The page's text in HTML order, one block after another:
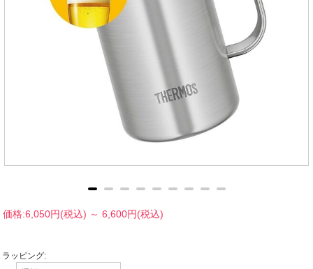
価格:6,050円(税込) ～ 6,600円(税込)
ラッピング: